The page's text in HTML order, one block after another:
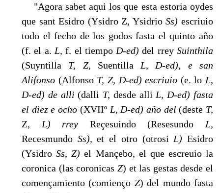
"Agora sabet aqui los que esta estoria oydes
que sant Esidro (Ysidro Z, YsidrioSs)escriuio
todo el fecho de los godos fasta el quinto año
(f. el a. L,f. el tiempo D-ed)del rreySuinthila
(Suyntilla T, Z, Suentilla L, D-ed), e san
Alifonso (Alfonso T, Z, D-ed) escriuio (e. lo L,
D-ed) de alli(dalli T, desde alli L, D-ed) fasta
el diez e ocho (XVIIº L, D-ed) año del(deste T,
Z, L) rrey Reçesuindo (Resesundo L,
Recesmundo Ss),et el otro (otrosi L)Esidro
(YsidroSs, Z)el Mançebo, el que escreuio la
coronica (las coronicas Z) et las gestas desde el
començamiento (comienço Z) del mundo fasta